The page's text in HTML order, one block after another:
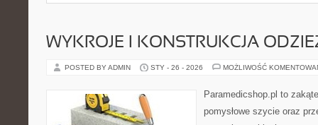
WYKROJE I KONSTRUKCJA
POSTED BY ADMIN STY - 26 - 2026 MOŻLIWOŚĆ
Paramedicshop.pl to
pomysłowe szycie oraz